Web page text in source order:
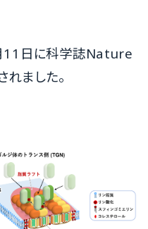
11日に科学誌Nature
ました。